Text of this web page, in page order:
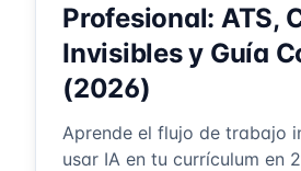
Profesional: ATS,
Invisibles y Guía
(2026)
Aprende el flujo de trabajo
usar IA en tu currículum en